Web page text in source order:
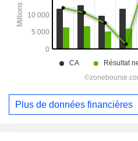
Plus de données financières